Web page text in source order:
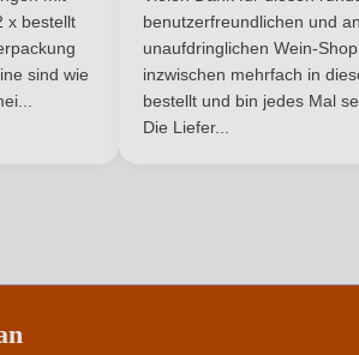
geringfügige Mengen von Fett, gesättigten
Ich habe
x bestellt
sind wie
benutzerfreundlichen und
unaufdringlichen Wein-
inzwischen mehrfach in
bestellt und bin jedes Mal
Die Liefer...